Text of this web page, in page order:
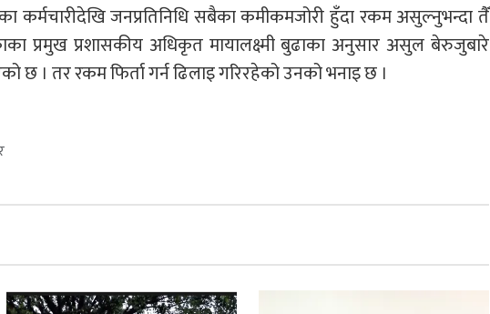
कर्मचारीदेखि जनप्रतिनिधि सबैका कमीकमजोरी हुँदा रकम असुल्नुभन्दा तैँ
प्रमुख प्रशासकीय अधिकृत मायालक्ष्मी बुढाका अनुसार असुल बेरुजुबारे
छ । तर रकम फिर्ता गर्न ढिलाइ गरिरहेको उनको भनाइ छ ।